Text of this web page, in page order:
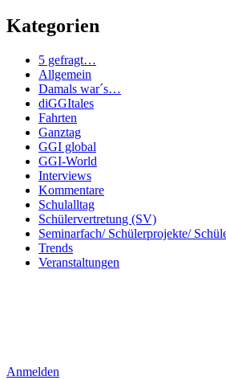
Kategorien
5 gefragt…
Allgemein
Damals war´s…
diGGItales
Fahrten
Ganztag
GGI global
GGI-World
Interviews
Kommentare
Schulalltag
Schülervertretung (SV)
Seminarfach/ Schülerprojekte/
Trends
Veranstaltungen
Anmelden